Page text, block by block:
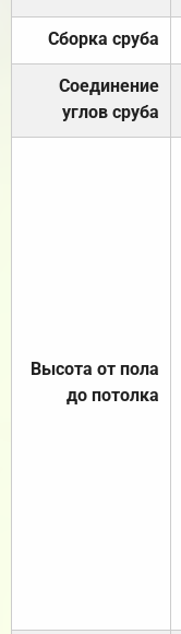
Сборка сруба
Соединение
углов сруба
Высота от пола
до потолка